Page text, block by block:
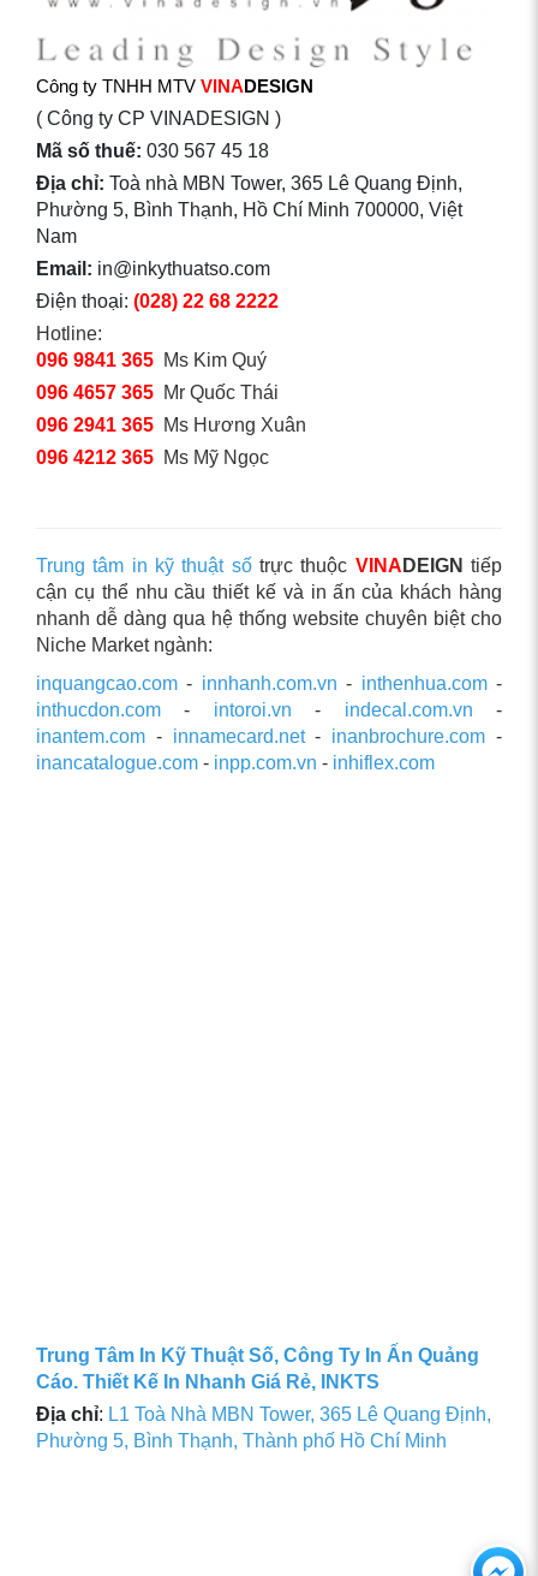
Công ty TNHH MTV VINADESIGN
( Công ty CP VINADESIGN )
Mã số thuế: 030 567 45 18
Địa chỉ: Toà nhà MBN Tower, 365 Lê Quang Định,
Phường 5, Bình Thạnh, Hồ Chí Minh 700000, Việt
Nam
Email: in@inkythuatso.com
Điện thoại: (028) 22 68 2222
Hotline:
096 9841 365 Ms Kim Quý
096 4657 365 Mr Quốc Thái
096 2941 365 Ms Hương Xuân
096 4212 365 Ms Mỹ Ngọc
Trung tâm in kỹ thuật sốtrực thuộc VINA DEIGN tiếp
cận cụ thể nhu cầu thiết kế và in ấn của khách hàng
nhanh dễ dàng qua hệ thống website chuyên biệt cho
Niche Market ngành:
inquangcao.com - innhanh.com.vn - inthenhua.com-
inthucdon.com - intoroi.vn - indecal.com.vn -
inantem.com - innamecard.net- inanbrochure.com -
inancatalogue.com - inpp.com.vn - inhiflex.com
Trung Tâm In Kỹ Thuật Số, Công Ty In Ấn Quảng
Cáo. Thiết Kế In Nhanh Giá Rẻ, INKTS
Địa chỉ: L1 Toà Nhà MBN Tower, 365 Lê Quang Định,
Phường 5, Bình Thạnh, Thành phố Hồ Chí Minh